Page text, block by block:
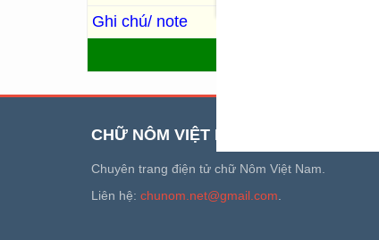
Ghi chú/ note
CHỮ NÔM VIỆT NAM
Chuyên trang điện tử chữ Nôm Việt Nam.
Liên hệ: chunom.net@gmail.com